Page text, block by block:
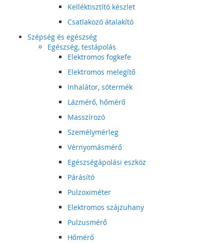
Kelléktisztító készlet
Csatlakozó átalakító
Szépség és egészség
Egészség, testápolás
Elektromos fogkefe
Elektromos melegítő
Inhalátor, sótermék
Lázmérő, hőmérő
Masszírozó
Személymérleg
Vérnyomásmérő
Egészségápolási eszköz
Párásító
Pulzoximéter
Elektromos szájzuhany
Pulzusmérő
Hőmérő